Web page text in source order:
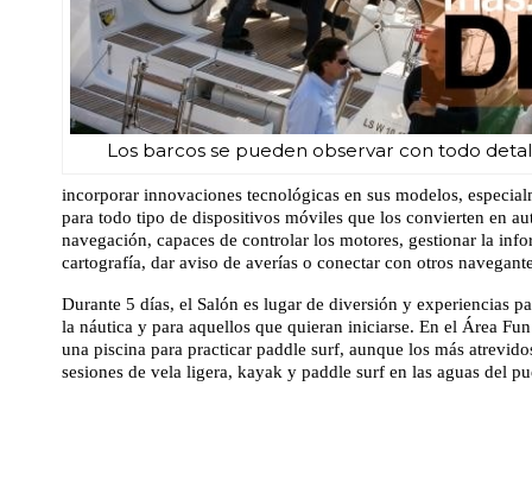
Los barcos se pueden observar con todo
incorporar innovaciones tecnológicas en sus modelos,
para todo tipo de dispositivos móviles que los convierten en
navegación, capaces de controlar los motores, gestionar la
cartografía, dar aviso de averías o conectar con otros
Durante 5 días, el Salón es lugar de diversión y experiencias
la náutica y para aquellos que quieran iniciarse. En el Área
una piscina para practicar paddle surf, aunque los más
sesiones de vela ligera, kayak y paddle surf en las aguas del